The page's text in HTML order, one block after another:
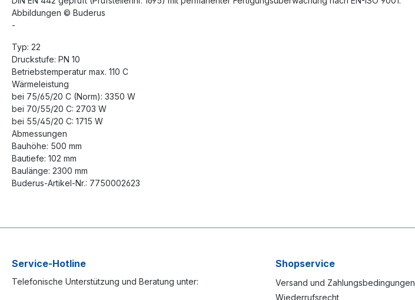
Abbildungen © Buderus
-
Typ: 22
Druckstufe: PN 10
Betriebstemperatur max. 110 C
Wärmeleistung
bei 75/65/20 C (Norm): 3350 W
bei 70/55/20 C: 2703 W
bei 55/45/20 C: 1715 W
Abmessungen
Bauhöhe: 500 mm
Bautiefe: 102 mm
Baulänge: 2300 mm
Buderus-Artikel-Nr.: 7750002623
Service-Hotline
Telefonische Unterstützung und Beratung unter:
Shopservice
Versand und Zahlungsbedingungen
Wiederrufsrecht